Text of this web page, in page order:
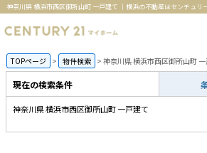
神奈川県 横浜市西区御所山町 一戸建て ｜横浜の不動産はセンチュリ
TOPページ 物件検索 神奈川県 横浜市西区御所山町
現在の検索条件
神奈川県 横浜市西区御所山町 一戸建て